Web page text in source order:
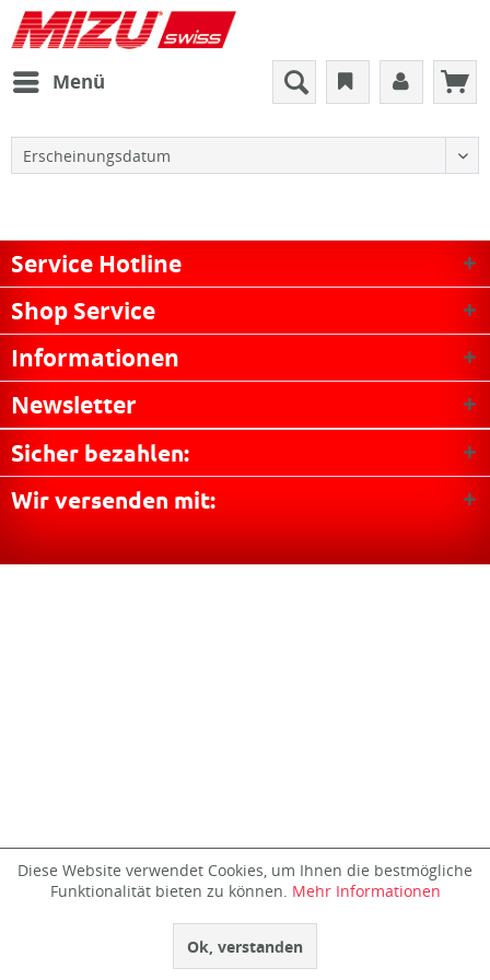
Menü
Service Hotline
Shop Service
Informationen
Newsletter
Sicher bezahlen:
Wir versenden mit:
Diese Website verwendet Cookies, um Ihnen die bestmögliche
Funktionalität bieten zu können. Mehr Informationen
Ok, verstanden